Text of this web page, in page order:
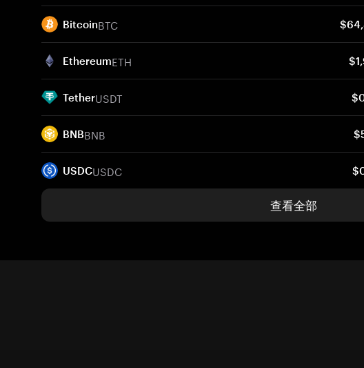
BitcoinBTC
EthereumETH
TetherUSDT
BNBBNB
USDCUSDC
查看全部